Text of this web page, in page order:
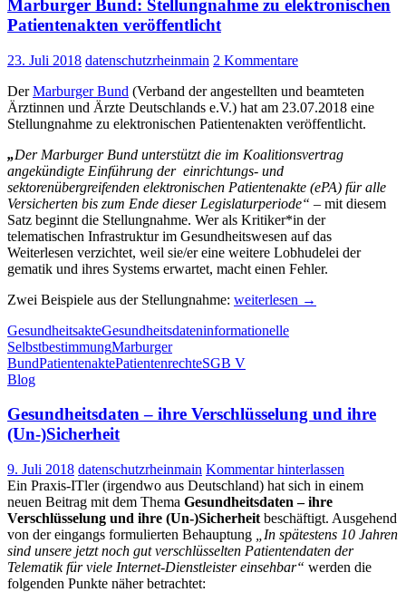
in
Anschluss
an
elek­
tro­
ni­
sches
Gesund­
heits­
netz
Marburger Bund: Stellungnahme zu elektronischen
Patientenakten veröffentlicht
23. Juli 2018 datenschutzrheinmain 2 Kommentare
DerMarburger Bund (Verband der angestellten und beamteten
Ärztinnen und Ärzte Deutschlands e.V.) hat am 23.07.2018 eine
Stellungnahme zu elektronischen Patientenakten veröffentlicht.
„Der Marburger Bund unterstützt die im Koalitionsvertrag
angekündigte Einführung der einrichtungs- und
sektorenübergreifenden elektronischen Patientenakte (ePA) für alle
Versicherten bis zum Ende dieser Legislaturperiode“ – mit diesem
Satz beginnt die Stellungnahme. Wer als Kritiker*in der
telematischen Infrastruktur im Gesundheitswesen auf das
Weiterlesen verzichtet, weil sie/er eine weitere Lobhudelei der
gematik und ihres Systems erwartet, macht einen Fehler.
Zwei Beispiele aus der Stellungnahme: Marburger
Stellungnahme
elektronischen
weiterlesen →
GesundheitsakteGesundheitsdateninformationelle
SelbstbestimmungMarburger
BundPatientenaktePatientenrechteSGB V
Blog
Gesundheitsdaten – ihre Verschlüsselung und ihre
(Un-)Sicherheit
9. Juli 2018 datenschutzrheinmain Kommentar hinterlassen
Ein Praxis-ITler (irgendwo aus Deutschland) hat sich in einem
neuen Beitrag mit dem Thema Gesundheitsdaten – ihre
Verschlüsselung und ihre (Un-)Sicherheit beschäftigt. Ausgehend
von der eingangs formulierten Behauptung
„In spätestens 10 Jahren
sind unsere jetzt noch gut verschlüsselten Patientendaten der
Telematik für viele Internet-Dienstleister einsehbar“ werden die
folgenden Punkte näher betrachtet: